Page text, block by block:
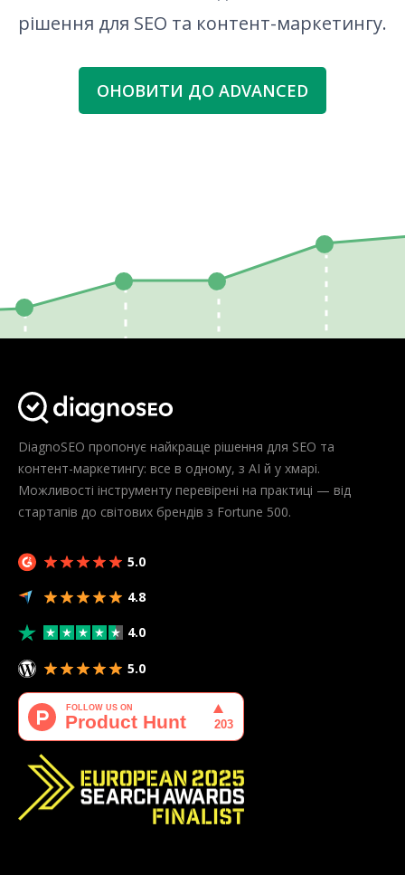
рішення для SEO та контент-маркетингу.
ОНОВИТИ ДО ADVANCED
DiagnoSEO пропонує найкраще рішення для SEO та
контент-маркетингу: все в одному, з AI й у хмарі.
Можливості інструменту перевірені на практиці — від
стартапів до світових брендів з Fortune 500.
5.0
4.8
4.0
5.0